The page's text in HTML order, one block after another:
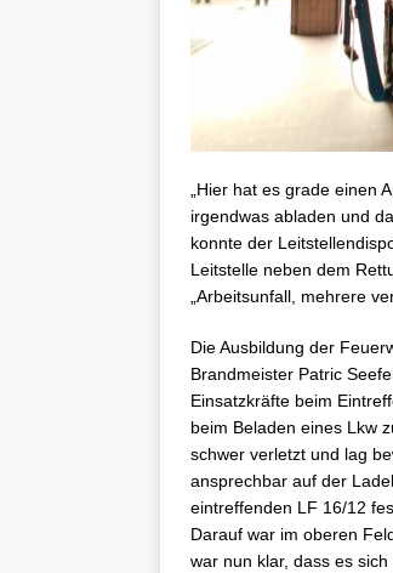
„Hier hat es grade einen
irgendwas abladen und
konnte der
Leitstelle neben dem
„Arbeitsunfall, mehrere
Die Ausbildung der
Brandmeister Patric
Einsatzkräfte beim
beim Beladen eines Lkw
schwer verletzt und lag
ansprechbar auf der
eintreffenden LF 16/12
Darauf war im oberen
war nun klar, dass es